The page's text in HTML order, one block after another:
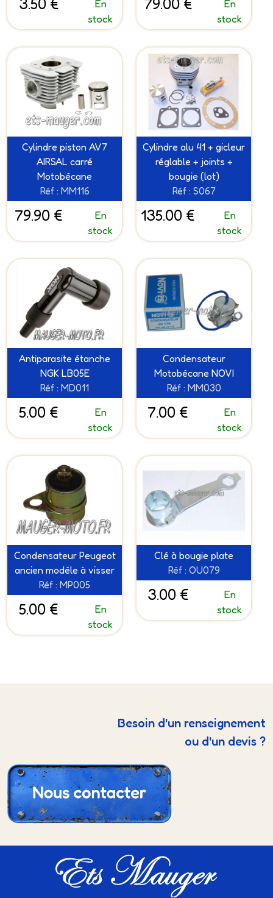
3.50 €
En
stock
79.00 €
En
stock
Cylindre piston AV7
AIRSAL carré
Motobécane
Réf : MM116
79.90 €
En
stock
Cylindre alu 41 + gicleur
réglable + joints +
bougie (lot)
Réf : S067
135.00 €
En
stock
Antiparasite étanche
NGK LB05E
Réf : MD011
5.00 €
En
stock
Condensateur
Motobécane NOVI
Réf : MM030
7.00 €
En
stock
Condensateur Peugeot
ancien modéle à visser
Réf : MP005
5.00 €
En
stock
Clé à bougie plate
Réf : OU079
3.00 €
En
stock
Besoin d'un renseignement
ou d'un devis ?